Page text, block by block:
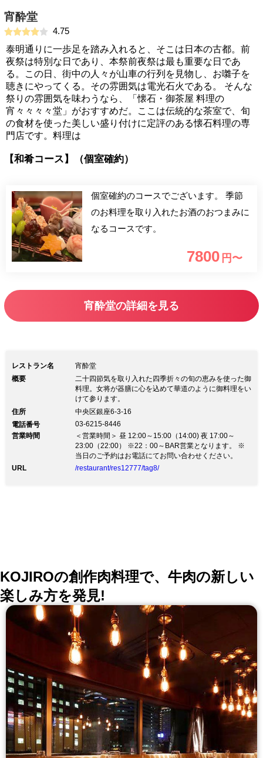
宵酔堂
4.75
泰明通りに一歩足を踏み入れると、そこは日本の古都。前
夜祭は特別な日であり、本祭前夜祭は最も重要な日であ
る。この日、街中の人々が山車の行列を見物し、お囃子を
聴きにやってくる。その雰囲気は電光石火である。 そんな
祭りの雰囲気を味わうなら、「懐石・御茶屋 料理の
宵々々々々堂」がおすすめだ。ここは伝統的な茶室で、旬
の食材を使った美しい盛り付けに定評のある懐石料理の専
門店です。料理は
【和肴コース】（個室確約）
個室確約のコースでございます。 季節
のお料理を取り入れたお酒のおつまみに
なるコースです。
7800 円〜
宵酔堂の詳細を見る
レストラン名
宵酔堂
概要
二十四節気を取り入れた四季折々の旬の恵みを使った御
料理。女将が器膳に心を込めて華道のように御料理をい
けて参ります。
住所
中央区銀座6-3-16
電話番号
03-6215-8446
営業時間
＜営業時間＞ 昼 12:00～15:00（14:00) 夜 17:00～
23:00（22:00） ※22：00～BAR営業となります。 ※
当日のご予約はお電話にてお問い合わせください。
URL
/restaurant/res12777/tag8/
KOJIROの創作肉料理で、牛肉の新しい
楽しみ方を発見!